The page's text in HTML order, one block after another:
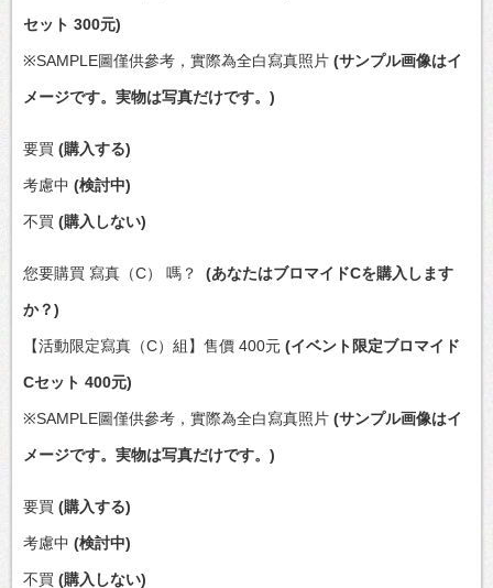
セット 300元)
※SAMPLE圖僅供參考，實際為全白寫真照片 (サンプル画像はイ
メージです。実物は写真だけです。)
要買 (購入する)
考慮中 (検討中)
不買 (購入しない)
您要購買 寫真（C） 嗎？ (あなたはブロマイドCを購入します
か？)
【活動限定寫真（C）組】售價 400元 (イベント限定ブロマイド
Cセット 400元)
※SAMPLE圖僅供參考，實際為全白寫真照片 (サンプル画像はイ
メージです。実物は写真だけです。)
要買 (購入する)
考慮中 (検討中)
不買 (購入しない)